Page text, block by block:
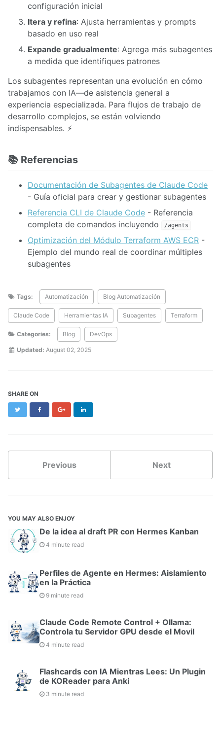
configuración inicial
Itera y refina: Ajusta herramientas y prompts
basado en uso real
Expande gradualmente: Agrega más subagentes
a medida que identifiques patrones
Los subagentes representan una evolución en cómo
trabajamos con IA—de asistencia general a
experiencia especializada. Para flujos de trabajo de
desarrollo complejos, se están volviendo
indispensables. ⚡
📚 Referencias
Documentación de Subagentes de Claude Code
- Guía oficial para crear y gestionar subagentes
Referencia CLI de Claude Code - Referencia
completa de comandos incluyendo
/agents
Optimización del Módulo Terraform AWS ECR -
Ejemplo del mundo real de coordinar múltiples
subagentes
Tags: Automatización Blog Automatización
Claude Code Herramientas IA Subagentes Terraform
Categories: Blog DevOps
Updated: August 02, 2025
SHARE ON
Twitter FacebookGoogle+
Previous Next
YOU MAY ALSO ENJOY
De la idea al draft PR con Hermes Kanban
4 minute read
Perfiles de Agente en Hermes: Aislamiento
en la Práctica
9 minute read
Claude Code Remote Control + Ollama:
Controla tu Servidor GPU desde el Movil
4 minute read
Flashcards con IA Mientras Lees: Un Plugin
de KOReader para Anki
3 minute read